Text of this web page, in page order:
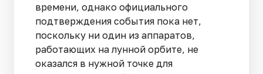
времени, однако официального
подтверждения события пока нет,
поскольку ни один из аппаратов,
работающих на лунной орбите, не
оказался в нужной точке для